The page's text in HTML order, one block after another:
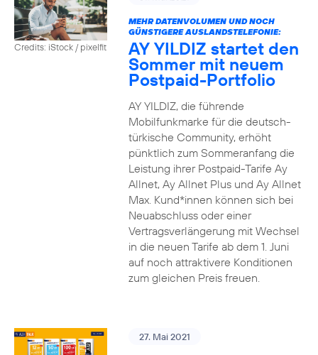
Credits: iStock / pixelfit
MEHR DATENVOLUMEN UND NOCH
GÜNSTIGERE AUSLANDSTELEFONIE:
AY YILDIZ startet den
Sommer mit neuem
Postpaid-Portfolio
AY YILDIZ, die führende
Mobilfunkmarke für die deutsch-
türkische Community, erhöht
pünktlich zum Sommeranfang die
Leistung ihrer Postpaid-Tarife Ay
Allnet, Ay Allnet Plus und Ay Allnet
Max. Kund*innen können sich bei
Neuabschluss oder einer
Vertragsverlängerung mit Wechsel
in die neuen Tarife ab dem 1. Juni
auf noch attraktivere Konditionen
zum gleichen Preis freuen.
27. Mai 2021